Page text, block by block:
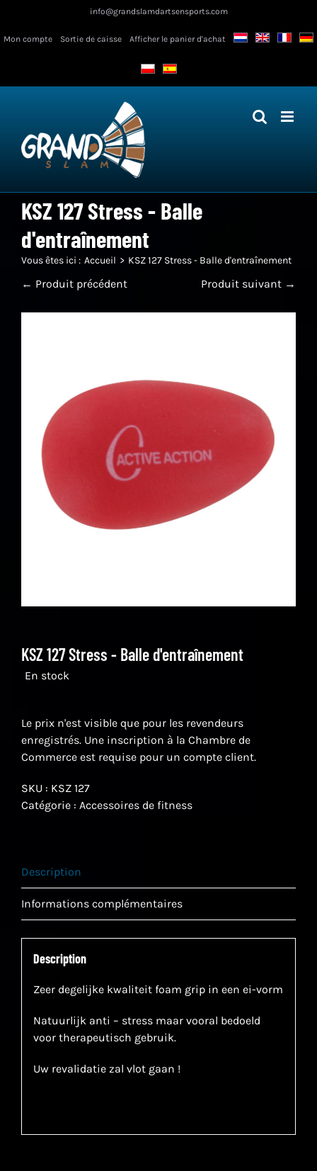
content
info@grandslamdartsensports.com
Mon compte Sortie de caisse Afficher le panier d'achat
KSZ 127 Stress - Balle
d'entraînement
Vous êtes ici : Accueil KSZ 127 Stress - Balle d'entraînement
← Produit précédent Produit suivant →
KSZ 127 Stress - Balle d'entraînement
En stock
Le prix n'est visible que pour les revendeurs
enregistrés. Une inscription à la Chambre de
Commerce est requise pour un compte client.
SKU : KSZ 127
Catégorie : Accessoires de fitness
Description
Informations complémentaires
Description
Zeer degelijke kwaliteit foam grip in een ei-vorm
Natuurlijk anti – stress maar vooral bedoeld
voor therapeutisch gebruik.
Uw revalidatie zal vlot gaan !